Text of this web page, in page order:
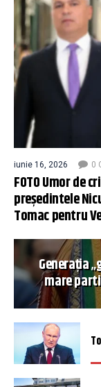
iunie 16, 2026 0
FOTO Umor de
președintele
Tomac pentru
Generația
mare